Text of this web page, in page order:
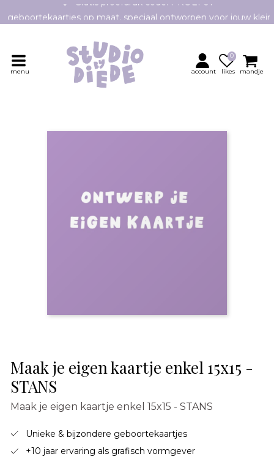
geboortekaartjes op maat, speciaal ontworpen voor jouw
menu account likes
0
mandje
Maak je eigen kaartje enkel 15x15 -
STANS
Maak je eigen kaartje enkel 15x15 - STANS
Unieke & bijzondere geboortekaartjes
+10 jaar ervaring als grafisch vormgever